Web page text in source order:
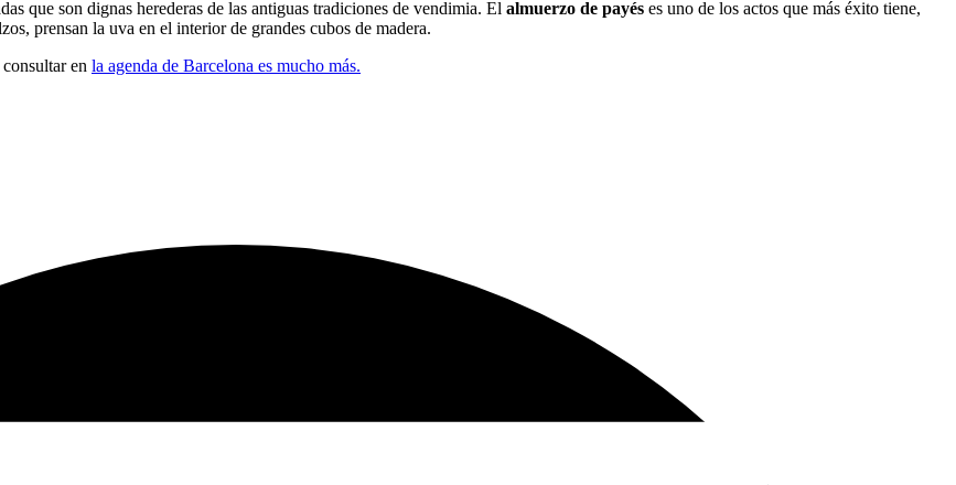
de octubre, con concursos de pisadores de uva, lafamosa fuente del vinoy una muestra de gastronomía y vinos en el paseo de
favorita del dios Baco.
que son dignas herederas de las antiguas tradiciones de vendimia. El
en